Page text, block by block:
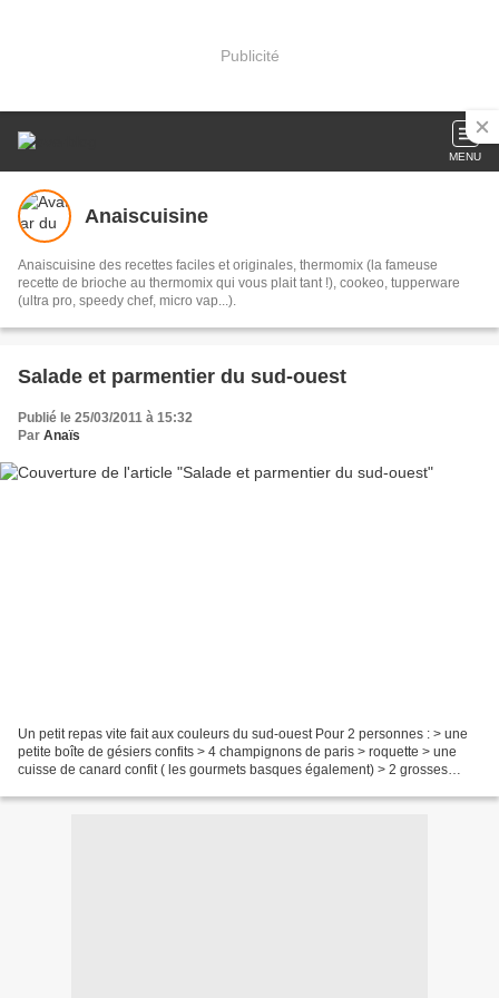
Publicité
MENU
Anaiscuisine
Anaiscuisine des recettes faciles et originales, thermomix (la fameuse
recette de brioche au thermomix qui vous plait tant !), cookeo, tupperware
(ultra pro, speedy chef, micro vap...).
Salade et parmentier du sud-ouest
Publié le 25/03/2011 à 15:32
Par Anaïs
Un petit repas vite fait aux couleurs du sud-ouest Pour 2 personnes : > une
petite boîte de gésiers confits > 4 champignons de paris > roquette > une
cuisse de canard confit ( les gourmets basques également) > 2 grosses